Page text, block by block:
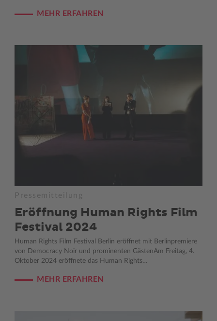
MEHR ERFAHREN
Pressemitteilung
Eröffnung Human Rights Film
Festival 2024
Human Rights Film Festival Berlin eröffnet mit Berlinpremiere
von Democracy Noir und prominenten GästenAm Freitag, 4.
Oktober 2024 eröffnete das Human Rights…
MEHR ERFAHREN